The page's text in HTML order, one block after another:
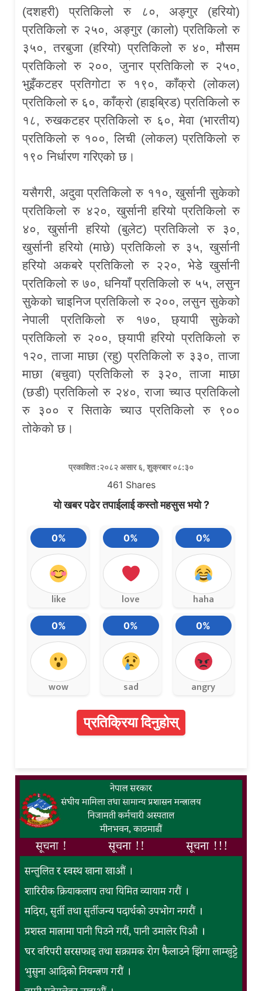
(दशहरी) प्रतिकिलो रु ८०, अङ्गुर (हरियो)
प्रतिकिलो रु २५०, अङ्गुर (कालो) प्रतिकिलो रु
३५०, तरबुजा (हरियो) प्रतिकिलो रु ४०, मौसम
प्रतिकिलो रु २००, जुनार प्रतिकिलो रु २५०,
भुइँकटहर प्रतिगोटा रु १९०, काँक्रो (लोकल)
प्रतिकिलो रु ६०, काँक्रो (हाइब्रिड) प्रतिकिलो रु
१८, रुखकटहर प्रतिकिलो रु ६०, मेवा (भारतीय)
प्रतिकिलो रु १००, लिची (लोकल) प्रतिकिलो रु
१९० निर्धारण गरिएको छ।
यसैगरी, अदुवा प्रतिकिलो रु ११०, खुर्सानी सुकेको
प्रतिकिलो रु ४२०, खुर्सानी हरियो प्रतिकिलो रु
४०, खुर्सानी हरियो (बुलेट) प्रतिकिलो रु ३०,
खुर्सानी हरियो (माछे) प्रतिकिलो रु ३५, खुर्सानी
हरियो अकबरे प्रतिकिलो रु २२०, भेडे खुर्सानी
प्रतिकिलो रु ७०, धनियाँ प्रतिकिलो रु ५५, लसुन
सुकेको चाइनिज प्रतिकिलो रु २००, लसुन सुकेको
नेपाली प्रतिकिलो रु १७०, छ्यापी सुकेको
प्रतिकिलो रु २००, छ्यापी हरियो प्रतिकिलो रु
१२०, ताजा माछा (रहु) प्रतिकिलो रु ३३०, ताजा
माछा (बचुवा) प्रतिकिलो रु ३२०, ताजा माछा
(छडी) प्रतिकिलो रु २४०, राजा च्याउ प्रतिकिलो
रु ३०० र सिताके च्याउ प्रतिकिलो रु ९००
तोकेको छ।
प्रकाशित :२०८२ असार ६, शुक्रबार ०८:३०
461 Shares
यो खबर पढेर तपाईलाई कस्तो महसुस भयो ?
0%
like
0%
love
0%
haha
0%
wow
0%
sad
0%
angry
प्रतिक्रिया दिनुहोस्